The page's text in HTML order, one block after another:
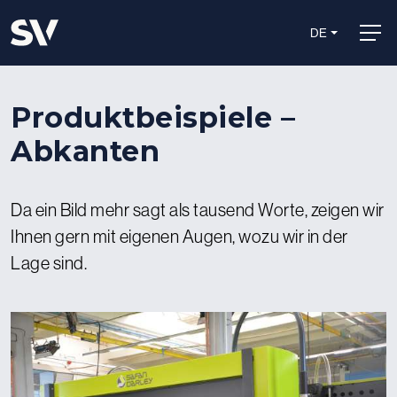
DE
Produktbeispiele –
Abkanten
Da ein Bild mehr sagt als tausend Worte, zeigen wir
Ihnen gern mit eigenen Augen, wozu wir in der
Lage sind.